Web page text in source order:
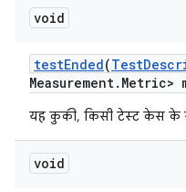
void
testEnded(Test
Measurement. Metric>
यह कुकी, किसी टेस्ट केस के
void